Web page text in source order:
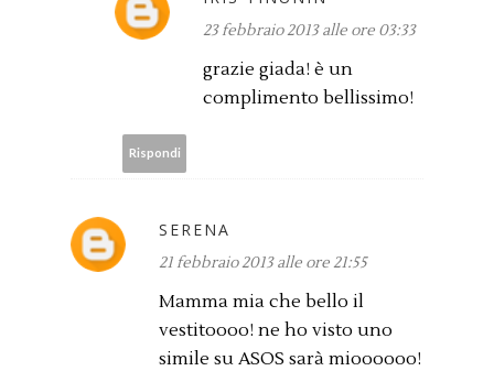
23 febbraio 2013 alle ore 03:33
grazie giada! è un
complimento bellissimo!
Rispondi
SERENA
21 febbraio 2013 alle ore 21:55
Mamma mia che bello il
vestitoooo! ne ho visto uno
simile su ASOS sarà mioooooo!